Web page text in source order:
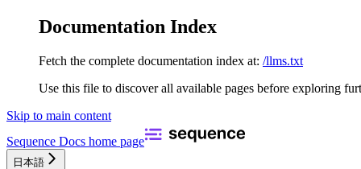
Documentation Index
Fetch the complete documentation index at: /llms.txt
Use this file to discover all available pages before exploring
Skip to main content
Sequence Docs home page
日本語